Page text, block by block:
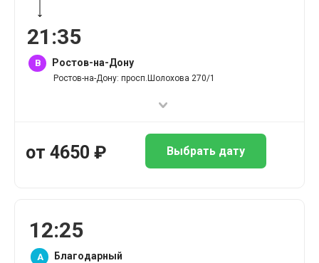
21 :35
B Ростов-на-Дону
Ростов-на-Дону: просп.Шолохова 270/1
от 4650 ₽ Выбрать дату
12:25
A Благодарный